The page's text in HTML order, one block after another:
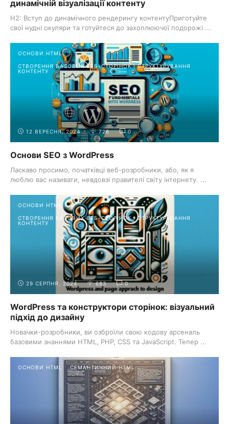
динамічній візуалізації контенту
H2: Вступ до динамічного рендерингу контентуПриготуйте
свої нудні окуляри та готуйтеся до захоплюючої подорожі ...
ОСНОВИ HTML
СТВОРЕННЯ БАЗОВИХ ВЕБ-СТОРІНОК І СТРУКТУРУВАННЯ
КОНТЕНТУ
12 ВЕРЕСНЯ, 2024 726 0
Основи SEO з WordPress
Ласкаво просимо, початківці веб-розробники, або, як я
люблю вас називати, невдовзі правителі світу інтернету. ...
ОСНОВИ HTML
СТВОРЕННЯ БАЗОВИХ ВЕБ-СТОРІНОК І СТРУКТУРУВАННЯ
КОНТЕНТУ
29 СЕРПНЯ, 2024 683 0
WordPress та конструктори сторінок: візуальний
підхід до дизайну
Новачки-розробники, ви озброїли свою кодову арсеналь
базовими знаннями HTML, PHP, CSS та JavaScript. Тепер ...
ОСНОВИ HTML СЕМАНТИЧНИЙ HTML